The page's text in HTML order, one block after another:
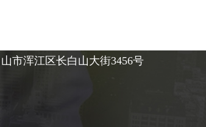
市浑江区长白山大街3456号